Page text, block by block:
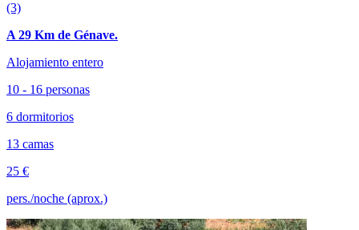
(3)
A 29 Km de Génave.
Alojamiento entero
10 - 16 personas
6 dormitorios
13 camas
25 €
pers./noche (aprox.)